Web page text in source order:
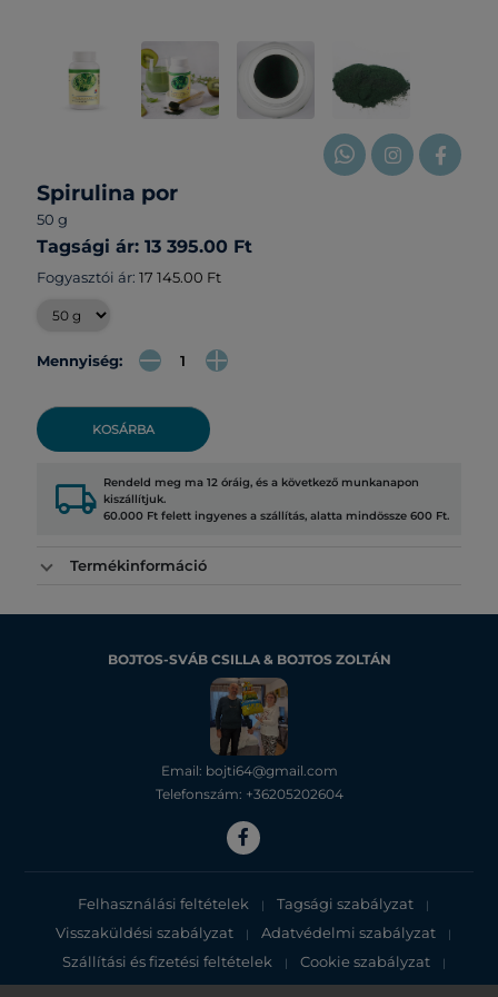
Spirulina por
50 g
Tagsági ár: 13 395.00 Ft
Fogyasztói ár: 17 145.00 Ft
Mennyiség:
KOSÁRBA
local_shipping Rendeld meg ma 12 óráig, és a következő munkanapon
kiszállítjuk.
60.000 Ft felett ingyenes a szállítás, alatta mindössze 600 Ft.
Termékinformáció
BOJTOS-SVÁB CSILLA & BOJTOS ZOLTÁN
Email: bojti64@gmail.com
Telefonszám: +36205202604
Felhasználási feltételek | Tagsági szabályzat |
Visszaküldési szabályzat | Adatvédelmi szabályzat |
Szállítási és fizetési feltételek | Cookie szabályzat |
Adatvédelmi tájékoztató